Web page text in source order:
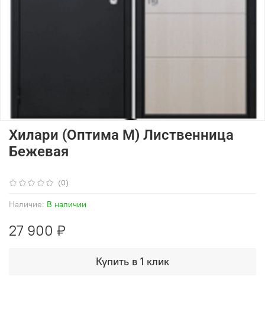
(0)
Наличие: В наличии
Хилари (Оптима М) Лиственница
Бежевая
27 900 ₽
Купить в 1 клик